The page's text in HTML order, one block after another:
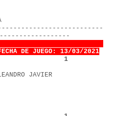
TIBOLLA
DIVISION
DE JUEGO: 13/03/2021
1
LEANDRO JAVIER